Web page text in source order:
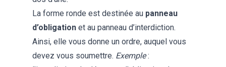
La forme ronde est destinée au panneau
d’obligation et au panneau d’interdiction.
Ainsi, elle vous donne un ordre, auquel vous
devez vous soumettre. Exemple: